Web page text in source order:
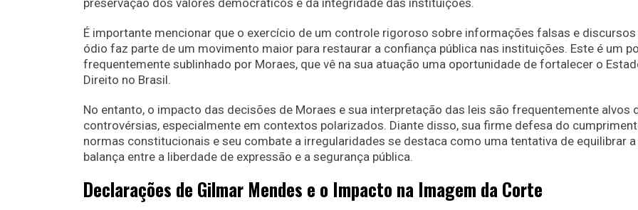
É importante mencionar que o exercício de um controle rigoroso sobre informações falsas e discursos
ódio faz parte de um movimento maior para restaurar a confiança pública nas instituições. Este é um
frequentemente sublinhado por Moraes, que vê na sua atuação uma oportunidade de fortalecer o
Direito no Brasil.
No entanto, o impacto das decisões de Moraes e sua interpretação das leis são frequentemente alvos
controvérsias, especialmente em contextos polarizados. Diante disso, sua firme defesa do
normas constitucionais e seu combate a irregularidades se destaca como uma tentativa de equilibrar a
balança entre a liberdade de expressão e a segurança pública.
Declarações de Gilmar Mendes e o Impacto na Imagem da Corte